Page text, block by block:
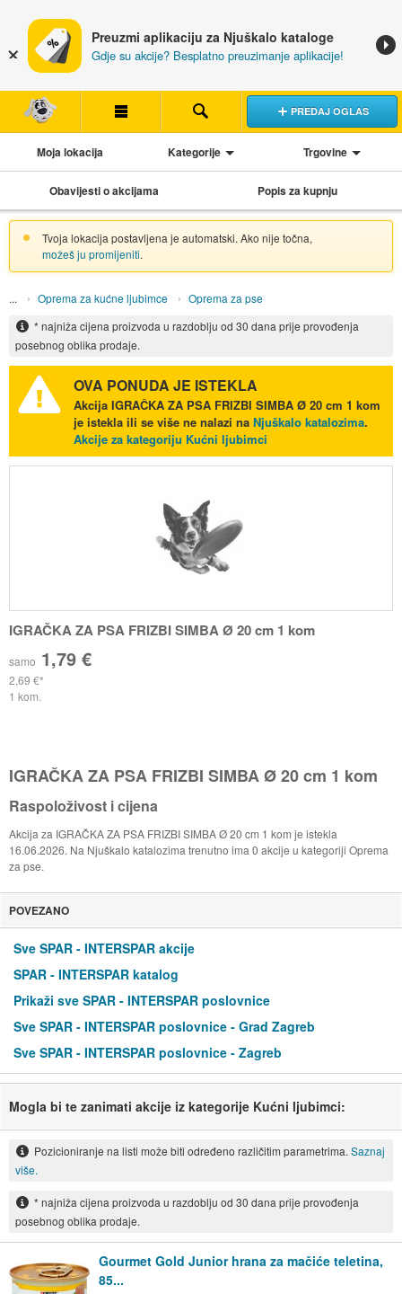
Preuzmi aplikaciju za Njuškalo kataloge
Gdje su akcije? Besplatno preuzimanje aplikacije!
PREDAJ OGLAS
Moja lokacija Kategorije Trgovine
Obavijesti o akcijama Popis za kupnju
Tvoja lokacija postavljena je automatski. Ako nije točna,
možeš ju promijeniti.
Oprema za kućne ljubimce
Oprema za pse
* najniža cijena proizvoda u razdoblju od 30 dana prije provođenja
posebnog oblika prodaje.
OVA PONUDA JE ISTEKLA
Akcija IGRAČKA ZA PSA FRIZBI SIMBA Ø 20 cm 1 kom
je istekla ili se više ne nalazi na Njuškalo katalozima.
Akcije za kategoriju Kućni ljubimci
IGRAČKA ZA PSA FRIZBI SIMBA Ø 20 cm 1 kom
samo 1,79 €
2,69 €
1 kom.
IGRAČKA ZA PSA FRIZBI SIMBA Ø 20 cm 1 kom
Raspoloživost i cijena
Akcija za IGRAČKA ZA PSA FRIZBI SIMBA Ø 20 cm 1 kom je istekla
16.06.2026. Na Njuškalo katalozima trenutno ima 0 akcije u kategoriji Oprema
za pse.
POVEZANO
Sve SPAR - INTERSPAR akcije
SPAR - INTERSPAR katalog
Prikaži sve SPAR - INTERSPAR poslovnice
Sve SPAR - INTERSPAR poslovnice - Grad Zagreb
Sve SPAR - INTERSPAR poslovnice - Zagreb
Mogla bi te zanimati akcije iz kategorije Kućni ljubimci:
Pozicioniranje na listi može biti određeno različitim parametrima. Saznaj
više.
* najniža cijena proizvoda u razdoblju od 30 dana prije provođenja
posebnog oblika prodaje.
Gourmet Gold Junior hrana za mačiće teletina,
85...